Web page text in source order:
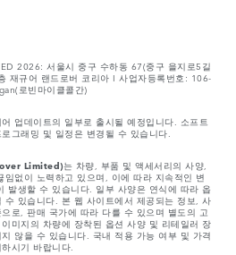
2026: 서울시 중구 수하동 67(중구 을지로5길
재규어 랜드로버 코리아 I 사업자등록번호: 106-
로빈마이클콜간)
업데이트의 일부로 출시될 예정입니다. 소프트
그래밍 및 일정은 변경될 수 있습니다.
Limited)는 차량, 부품 및 액세서리의 사양,
없이 노력하고 있으며, 이에 따라 지속적인 변
발생할 수 있습니다. 일부 사양은 연식에 따라 옵
있습니다. 본 웹 사이트에서 제공되는 정보, 사
로, 판매 국가에 따라 다를 수 있으며 별도의 고
미지의 차량에 장착된 옵션 사양 및 리테일러 장
않을 수 있습니다. 국내 적용 가능 여부 및 가격
시기 바랍니다.